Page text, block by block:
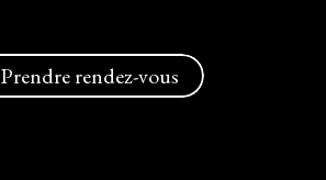
Prendre rendez-vous